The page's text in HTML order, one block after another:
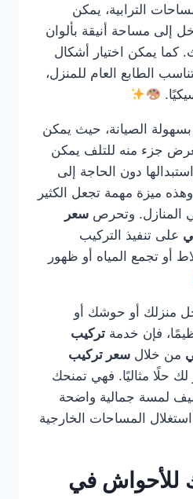
الترابية، يمكن
إلى مساحة أنيقة بألوان
كما يمكن اختيار أشكال
الطابع العام للمنزل،
بسهولة الصيانة، حيث يمكن
جزء منه للتلف يمكن
دون الحاجة إلى
وهذه ميزة مهمة تجعل الكثير
المنازل. وتحرص سعر
على تنفيذ التركيب
أو تجمع المياه أو ظهور
منزلك أو حوشك أو
فإن خدمة تركيب
من خلال سعر تركيب
لك حلًا مثاليًا. فهي تمنحك
لمسة جمالية واضحة
المساحات الخارجية
للأحواش في